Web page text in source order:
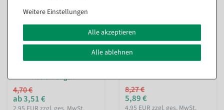
Künstlicher Eichelzweig 64
innen
Ausführungen
4,70 €
ab 3,51 €
Künstlicher
Herbstlaubzweig orange-
grün 90 cm
8,27 €
5,89 €
4,95 EUR zzgl. ges. MwSt.
Weitere Einstellungen
Alle akzeptieren
Alle ablehnen